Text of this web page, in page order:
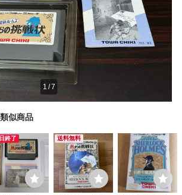
1 /7
似商品
終了 送料無料